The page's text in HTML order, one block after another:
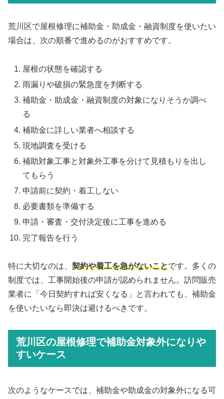
荒川区で屋根修理に補助金・助成金・融資制度を使いたい
場合は、次の順番で進めるのがおすすめです。
屋根の状態を確認する
雨漏りや破損の緊急度を判断する
補助金・助成金・融資制度の対象になりそうか調べ
る
補助金に詳しい業者へ相談する
現地調査を受ける
補助対象工事と対象外工事を分けて見積もりを出し
てもらう
申請前に契約・着工しない
必要書類を準備する
申請・審査・交付決定後に工事を進める
完了報告を行う
特に大切なのは、 契約や着工を急がないことです。多くの
制度では、工事開始後の申請が認められません。訪問販売
業者に「今日契約すれば安くなる」と言われても、補助金
を使いたいなら即決は避けるべきです。
荒川区の屋根修理で補助金対象外になりや
すいケース
次のようなケースでは、補助金や助成金の対象外になる可